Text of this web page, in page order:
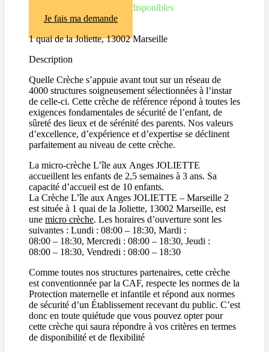
● Places disponibles
Je fais ma demande
1 quai de la Joliette, 13002 Marseille
Description
Quelle Crèche s’appuie avant tout sur un réseau de
4000 structures soigneusement sélectionnées à l’instar
de celle-ci. Cette crèche de référence répond à toutes les
exigences fondamentales de sécurité de l’enfant, de
sûreté des lieux et de sérénité des parents. Nos valeurs
d’excellence, d’expérience et d’expertise se déclinent
parfaitement au niveau de cette crèche.
La micro-crèche L’île aux Anges JOLIETTE
accueillent les enfants de 2,5 semaines à 3 ans. Sa
capacité d’accueil est de 10 enfants.
La Crèche L’île aux Anges JOLIETTE – Marseille 2
est située à 1 quai de la Joliette, 13002 Marseille, est
une micro crèche. Les horaires d’ouverture sont les
suivantes : Lundi : 08:00 – 18:30, Mardi :
08:00 – 18:30, Mercredi : 08:00 – 18:30, Jeudi :
08:00 – 18:30, Vendredi : 08:00 – 18:30
Comme toutes nos structures partenaires, cette crèche
est conventionnée par la CAF, respecte les normes de la
Protection maternelle et infantile et répond aux normes
de sécurité d’un Établissement recevant du public. C’est
donc en toute quiétude que vous pouvez opter pour
cette crèche qui saura répondre à vos critères en termes
de disponibilité et de flexibilité